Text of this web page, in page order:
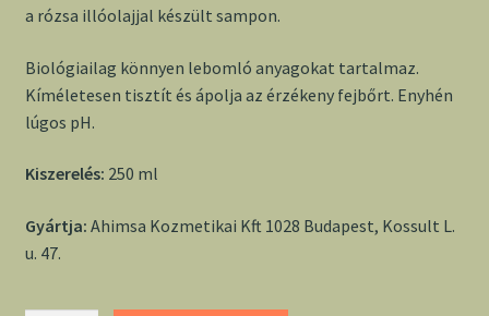
a rózsa illóolajjal készült sampon.
Biológiailag könnyen lebomló anyagokat tartalmaz.
Kíméletesen tisztít és ápolja az érzékeny fejbőrt. Enyhén
lúgos pH.
Kiszerelés: 250 ml
Gyártja: Ahimsa Kozmetikai Kft 1028 Budapest, Kossult L.
u. 47.